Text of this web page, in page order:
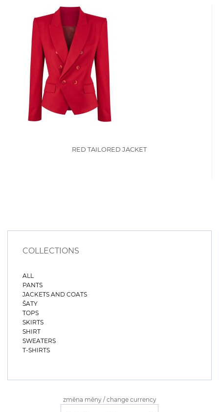
RED TAILORED JACKET
COLLECTIONS
ALL
PANTS
JACKETS AND COATS
ŠATY
TOPS
SKIRTS
SHIRT
SWEATERS
T-SHIRTS
změna měny / change currency